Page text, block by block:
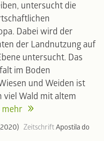
untersucht die
Dabei wird der
der Landnutzung auf
untersucht. Das
im Boden
und Weiden ist
viel Wald mit altem
mehr
ZeitschriftApostila do